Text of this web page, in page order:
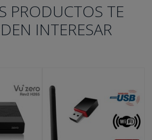
PRODUCTOS TE
INTERESAR